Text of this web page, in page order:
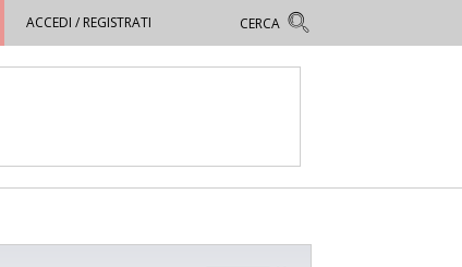
ACCEDI / REGISTRATI